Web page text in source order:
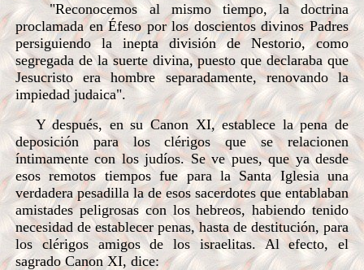
"Reconocemos al mismo tiempo, la doctrina
proclamada en Éfeso por los doscientos divinos Padres
persiguiendo la inepta división de Nestorio, como
segregada de la suerte divina, puesto que declaraba que
Jesucristo era hombre separadamente, renovando la
impiedad judaica".
Y después, en su Canon XI, establece la pena de
deposición para los clérigos que se relacionen
íntimamente con los judíos. Se ve pues, que ya desde
esos remotos tiempos fue para la Santa Iglesia una
verdadera pesadilla la de esos sacerdotes que entablaban
amistades peligrosas con los hebreos, habiendo tenido
necesidad de establecer penas, hasta de destitución, para
los clérigos amigos de los israelitas. Al efecto, el
sagrado Canon XI, dice: